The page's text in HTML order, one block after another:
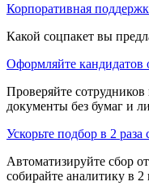
Корпоративная
Какой соцпакет вы
Оформляйте кандидатов
Проверяйте
документы без бумаг и
Ускорьте подбор в 2 раза
Автоматизируйте сбор
собирайте аналитику в 2